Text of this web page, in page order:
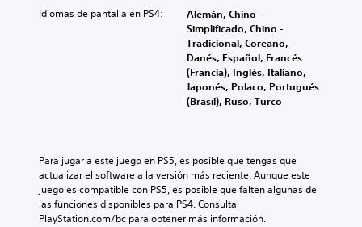
Idiomas de pantalla en PS4:
Alemán, Chino -
Simplificado, Chino -
Tradicional, Coreano,
Danés, Español, Francés
(Francia), Inglés, Italiano,
Japonés, Polaco, Portugués
(Brasil), Ruso, Turco
Para jugar a este juego en PS5, es posible que tengas que
actualizar el software a la versión más reciente. Aunque este
juego es compatible con PS5, es posible que falten algunas de
las funciones disponibles para PS4. Consulta
PlayStation.com/bc para obtener más información.